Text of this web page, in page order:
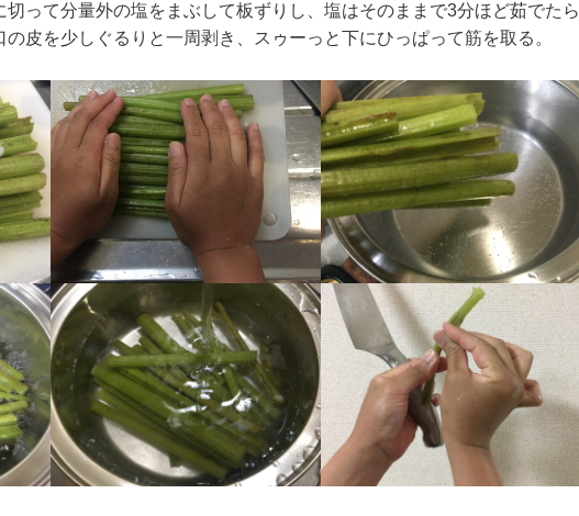
って分量外の塩をまぶして板ずりし、塩はそのままで3分ほど茹でたら
皮を少しぐるりと一周剥き、スゥーっと下にひっぱって筋を取る。